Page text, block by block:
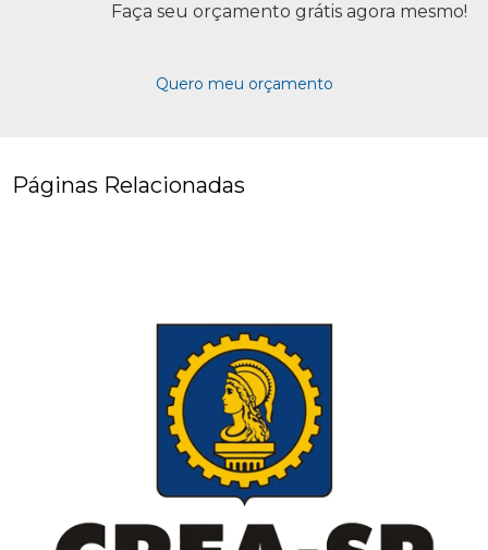
Faça seu orçamento grátis agora mesmo!
Quero meu orçamento
Páginas Relacionadas